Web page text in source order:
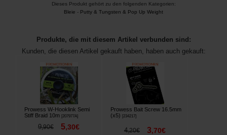
Dieses Produkt gehört zu den folgenden Kategorien:
Bleie - Putty & Tungsten & Pop Up Weight
Produkte, die mit diesem Artikel verbunden sind:
Kunden, die diesen Artikel gekauft haben, haben auch gekauft:
Prowess W-Hooklink Semi
Stiff Braid 10m [207977A]
9,90€ 5,30€
Prowess Bait Screw 16.5mm
(x5)
[234217]
4,20€ 3,70€